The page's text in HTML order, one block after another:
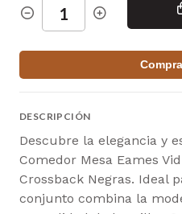
DESCRIPCIÓN
Descubre la elegancia y
Comedor Mesa Eames
Crossback Negras. Ideal
conjunto combina la